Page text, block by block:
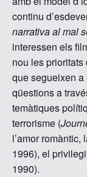
continu
narrativa al mal
interessen els
nou les prioritats
que segueixen a
qüestions a
temàtiques
terrorisme (
l’amor romàntic,
1996), el
1990).